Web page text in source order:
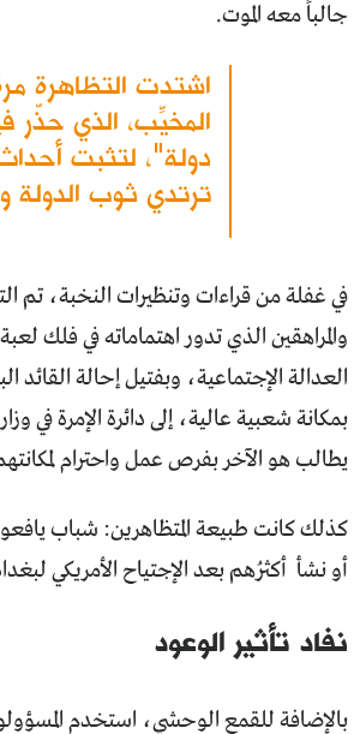
جالباً معه الموت.
اشتدت التظاهرة
المخيِّب، الذي حذّر
دولة"، لتثبت
ترتدي ثوب الدولة
في غفلة من قراءات وتنظيرات النخبة، تم
والمراهقين الذي تدور اهتماماته في فلك
العدالة الإجتماعية، وبفتيل إحالة
بمكانة شعبية عالية، إلى دائرة الإمرة في
يطالب هو الآخر بفرص عمل واحترام
كذلك كانت طبيعة المتظاهرين: شباب
أو نشأ أكثرُهم بعد الإجتياح الأمريكي لبغداد 2003، يدفعهم انعدام الأمل لخلق أمل جديد
نفاد تأثير الوعود
بالإضافة للقمع الوحشي، استخدم